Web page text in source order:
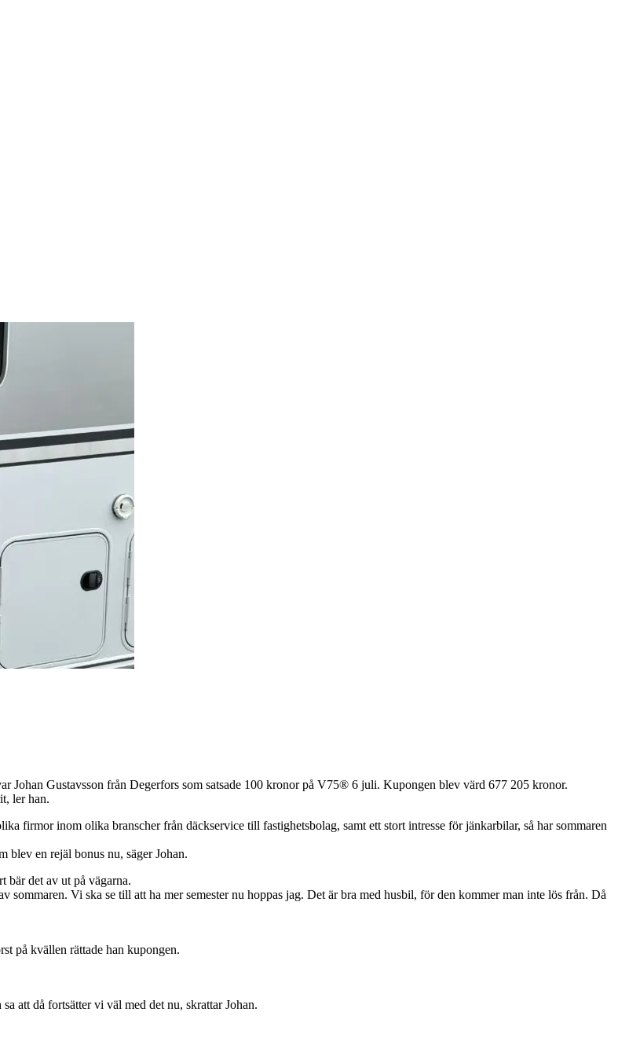
Gustavsson från Degerfors som satsade 100 kronor på V75® 6 juli. Kupongen blev värd 677 205 kronor.
ler han.
firmor inom olika branscher från däckservice till fastighetsbolag, samt ett stort intresse för jänkarbilar, så har sommaren
blev en rejäl bonus nu, säger Johan.
bär det av ut på vägarna.
Vi ska se till att ha mer semester nu hoppas jag. Det är bra med husbil, för den kommer man inte lös från. Då
på kvällen rättade han kupongen.
att då fortsätter vi väl med det nu, skrattar Johan.